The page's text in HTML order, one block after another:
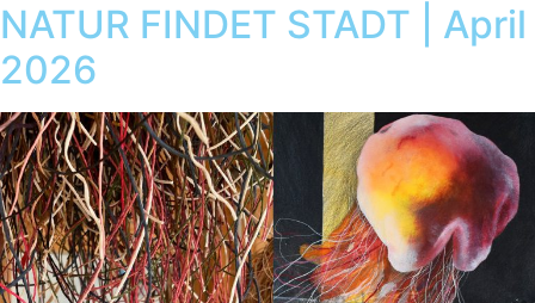
NATUR FINDET STADT | April
2026